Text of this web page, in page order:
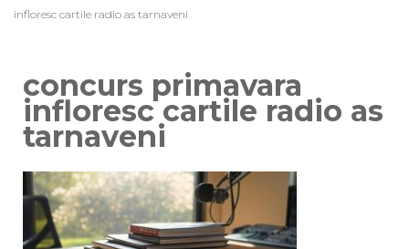
infloresc cartile radio as tarnaveni
concurs primavara
infloresc cartile radio as
tarnaveni